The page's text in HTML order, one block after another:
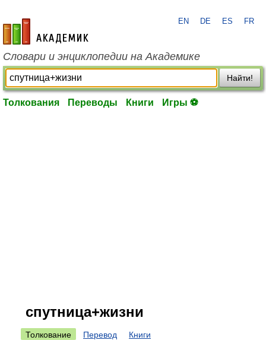
academic.ru
EN DE ES FR
Словари и энциклопедии на Академике
Найти!
Толкования Переводы Книги Игры ⚽
спутница+жизни
Толкование Перевод Книги